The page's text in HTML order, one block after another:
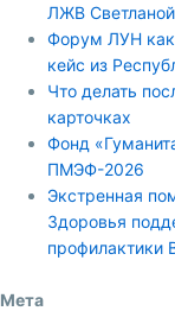
ЛЖВ
Форум ЛУН как
кейс из
Что делать
карточках
Фонд
ПМЭФ-2026
Экстренная
Здоровья
профилактики
Мета